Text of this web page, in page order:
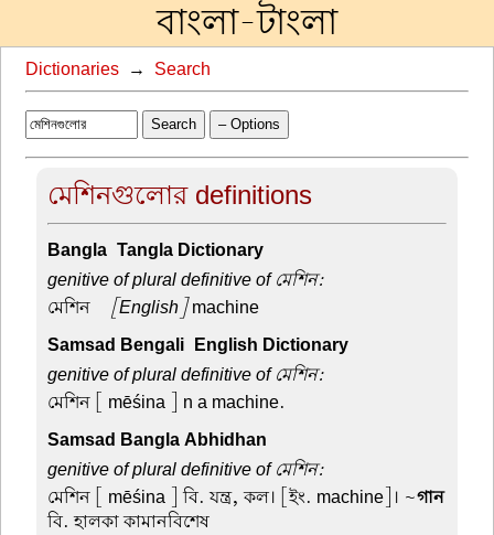
বাংলা-টাংলা
Dictionaries → Search
Search – Options
মেশিনগুলোর definitions
Bangla-Tangla Dictionary
genitive of plural definitive of মেশিন:
মেশিন – [English]machine
Samsad Bengali-English Dictionary
genitive of plural definitive of মেশিন:
মেশিন [ mēśina ] n a machine.
Samsad Bangla Abhidhan
genitive of plural definitive of মেশিন:
মেশিন [ mēśina ] বি. যন্ত্র, কল। [ইং. machine]। ~গান
বি. হালকা কামানবিশেষ